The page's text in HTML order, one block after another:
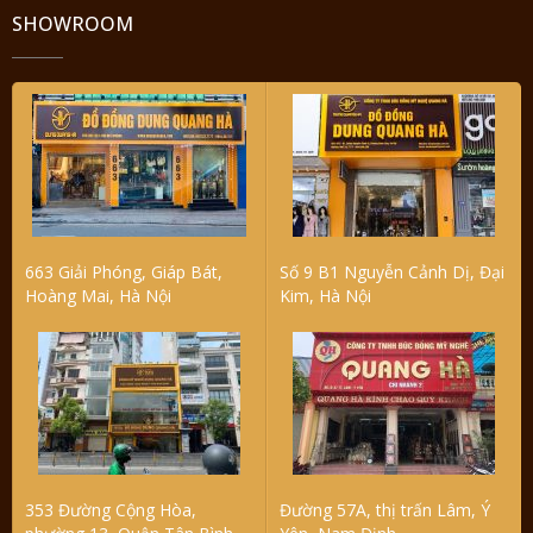
SHOWROOM
663 Giải Phóng, Giáp Bát,
Hoàng Mai, Hà Nội
Số 9 B1 Nguyễn Cảnh Dị, Đại
Kim, Hà Nội
353 Đường Cộng Hòa,
Đường 57A, thị trấn Lâm, Ý